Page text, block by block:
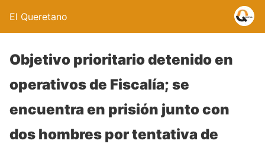
El Queretano
Objetivo prioritario detenido en
operativos de Fiscalía; se
encuentra en prisión junto con
dos hombres por tentativa de